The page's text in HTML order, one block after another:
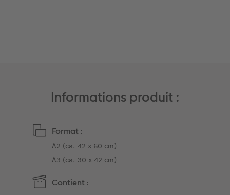
Informations produit :
Format :
A2 (ca. 42 x 60 cm)
A3 (ca. 30 x 42 cm)
Contient :